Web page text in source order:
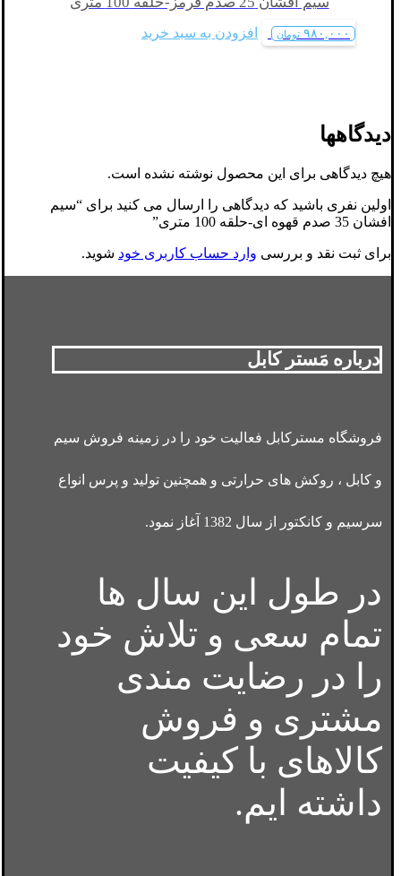
۹۸۰,۰۰۰ تومان افزودن به سبد خرید
دیدگاهها
هیچ دیدگاهی برای این محصول نوشته نشده است.
اولین نفری باشید که دیدگاهی را ارسال می کنید برای “سیم
افشان 35 صدم قهوه ای-حلقه 100 متری”
برای ثبت نقد و بررسی وارد حساب کاربری خود شوید.
درباره مَستر کابل
فروشگاه مسترکابل فعالیت خود را در زمینه فروش سیم
و کابل ، روکش های حرارتی و همچنین تولید و پرس انواع
سرسیم و کانکتور از سال 1382 آغاز نمود.
در طول این سال ها
تمام سعی و تلاش خود
را در رضایت مندی
مشتری و فروش
کالاهای با کیفیت
داشته ایم.